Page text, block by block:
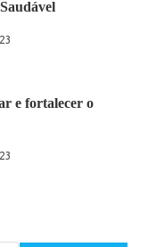
e fortalecer o